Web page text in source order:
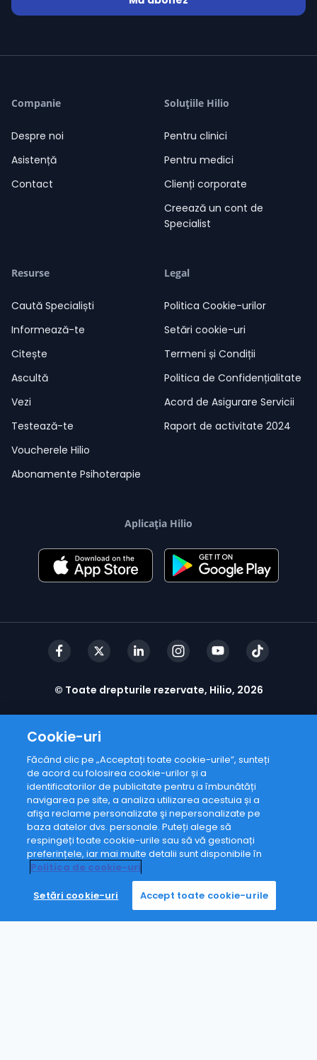
08-08-2026
Companie
Despre noi
Asistență
Contact
Soluțiile Hilio
Pentru clinici
Pentru medici
Clienți corporate
Creează un cont de
Specialist
Resurse
Caută Specialiști
Informează-te
Citește
Ascultă
Vezi
Testează-te
Voucherele Hilio
Abonamente Psihoterapie
Legal
Politica Cookie-urilor
Setări cookie-uri
Termeni și Condiții
Politica de Confidențialitate
Acord de Asigurare Servicii
Raport de activitate 2024
Aplicația Hilio
© Toate drepturile rezervate, Hilio, 2026
Cookie-uri
Făcând clic pe „Acceptați toate cookie-urile”, sunteți
de acord cu folosirea cookie-urilor și a
identificatorilor de publicitate pentru a îmbunătăți
navigarea pe site, a analiza utilizarea acestuia și a
afişa reclame personalizate şi nepersonalizate pe
baza datelor dvs. personale. Puteți alege să
respingeți toate cookie-urile sau să vă gestionați
preferințele, iar mai multe detalii sunt disponibile în
Politica de cookie-uri
Setări cookie-uri Accept toate cookie-urile